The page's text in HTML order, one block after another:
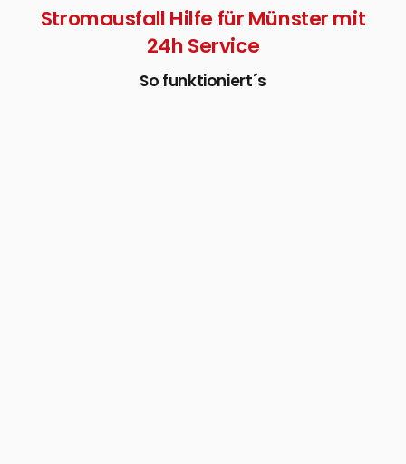
Stromausfall Hilfe für Münster mit
24h Service
So funktioniert´s